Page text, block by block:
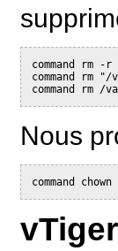
command rm
command rm
command rm
Nous